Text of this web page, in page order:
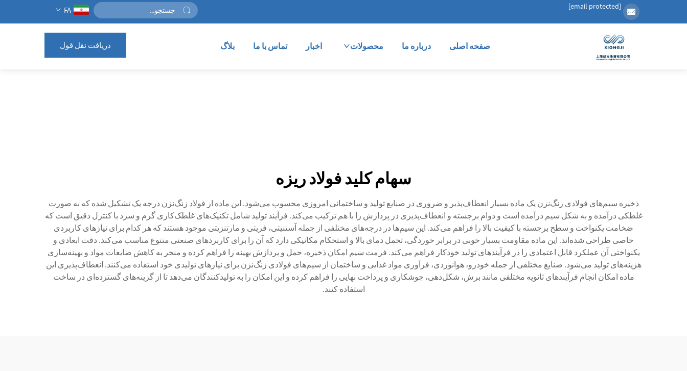
[email protected]
FA
صفحه اصلی درباره ما محصولات اخبار تماس با ما بلاگ دریافت نقل قول
سهام کلید فولاد ریزه
ذخیره سیم‌های فولادی زنگ‌نزن یک ماده بسیار انعطاف‌پذیر و ضروری در صنایع تولید و ساختمانی امروزی محسوب می‌شود. این ماده از فولاد زنگ‌نزن درجه یک تشکیل شده که به صورت
غلطکی درآمده و به شکل سیم درآمده است و دوام برجسته و انعطاف‌پذیری در پردازش را با هم ترکیب می‌کند. فرآیند تولید شامل تکنیک‌های غلطک‌کاری گرم و سرد با کنترل دقیق است که
ضخامت یکنواخت و سطح برجسته با کیفیت بالا را فراهم می‌کند. این سیم‌ها در درجه‌های مختلفی از جمله آستنیتی، فریتی و مارتنزیتی موجود هستند که هر کدام برای نیازهای کاربردی
خاصی طراحی شده‌اند. این ماده مقاومت بسیار خوبی در برابر خوردگی، تحمل دمای بالا و استحکام مکانیکی دارد که آن را برای کاربردهای صنعتی متنوع مناسب می‌کند. دقت ابعادی و
یکنواختی آن عملکرد قابل اعتمادی را در فرآیندهای تولید خودکار فراهم می‌کند. فرمت سیم امکان ذخیره، حمل و پردازش بهینه را فراهم کرده و منجر به کاهش ضایعات مواد و بهینه‌سازی
هزینه‌های تولید می‌شود. صنایع مختلفی از جمله خودرو، هوانوردی، فرآوری مواد غذایی و ساختمان از سیم‌های فولادی زنگ‌نزن برای نیازهای تولیدی خود استفاده می‌کنند. انعطاف‌پذیری این
ماده امکان انجام فرآیندهای ثانویه مختلفی مانند برش، شکل‌دهی، جوشکاری و پرداخت نهایی را فراهم کرده و این امکان را به تولیدکنندگان می‌دهد تا از گزینه‌های گسترده‌ای در ساخت
استفاده کنند.